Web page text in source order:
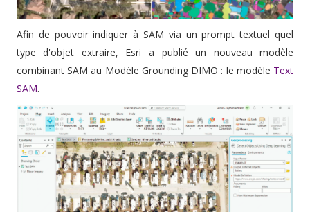
Afin de pouvoir indiquer à SAM via un prompt textuel quel
type d'objet extraire, Esri a publié un nouveau modèle
combinant SAM au Modèle Grounding DIMO : le modèle Text
SAM.